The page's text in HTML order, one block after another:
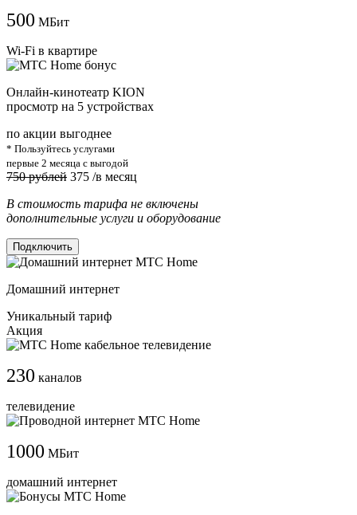
500 МБит
Wi-Fi в квартире
Онлайн-кинотеатр KION
просмотр на 5 устройствах
по акции выгоднее
* Пользуйтесь услугами
первые 2 месяца с выгодой
750 рублей 375 /в месяц
В стоимость тарифа не включены
дополнительные услуги и оборудование
Подключить
Домашний интернет
Уникальный тариф
Акция
230 каналов
телевидение
1000 МБит
домашний интернет